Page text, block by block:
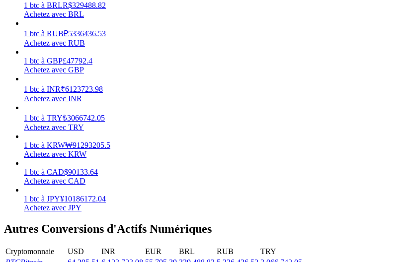
Gagner
Gagnez quotidiennement des récompenses compétitives
1 btc à BRLR$329488.82
Achetez avec BRL
1 btc à RUB₽5336436.53
Achetez avec RUB
1 btc à GBP£47792.4
Achetez avec GBP
1 btc à INR₹6123723.98
Achetez avec INR
1 btc à TRY₺3066742.05
Achetez avec TRY
1 btc à KRW₩91293205.5
Achetez avec KRW
1 btc à CAD$90133.64
Achetez avec CAD
1 btc à JPY¥10186172.04
Achetez avec JPY
Autres Conversions d'Actifs Numériques
Cryptomonnaie USD INR EUR BRL RUB
TRY